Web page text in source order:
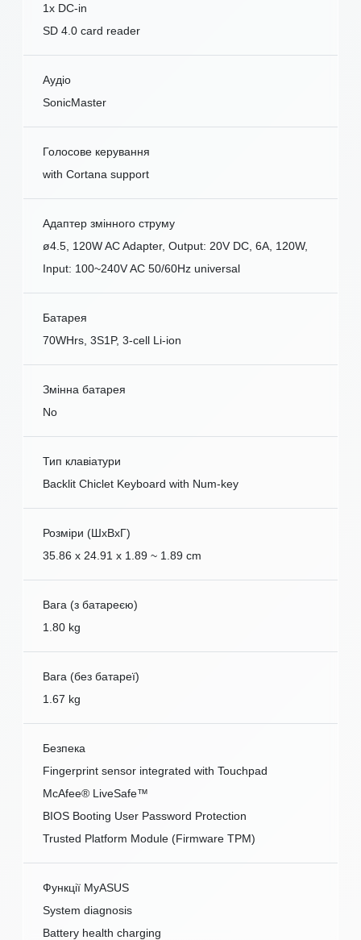
1x DC-in
SD 4.0 card reader
Аудіо
SonicMaster
Голосове керування
with Cortana support
Адаптер змінного струму
ø4.5, 120W AC Adapter, Output: 20V DC, 6A, 120W,
Input: 100~240V AC 50/60Hz universal
Батарея
70WHrs, 3S1P, 3-cell Li-ion
Змінна батарея
No
Тип клавіатури
Backlit Chiclet Keyboard with Num-key
Розміри (ШxВxГ)
35.86 x 24.91 x 1.89 ~ 1.89 cm
Вага (з батареєю)
1.80 kg
Вага (без батареї)
1.67 kg
Безпека
Fingerprint sensor integrated with Touchpad
McAfee® LiveSafe™
BIOS Booting User Password Protection
Trusted Platform Module (Firmware TPM)
Функції MyASUS
System diagnosis
Battery health charging